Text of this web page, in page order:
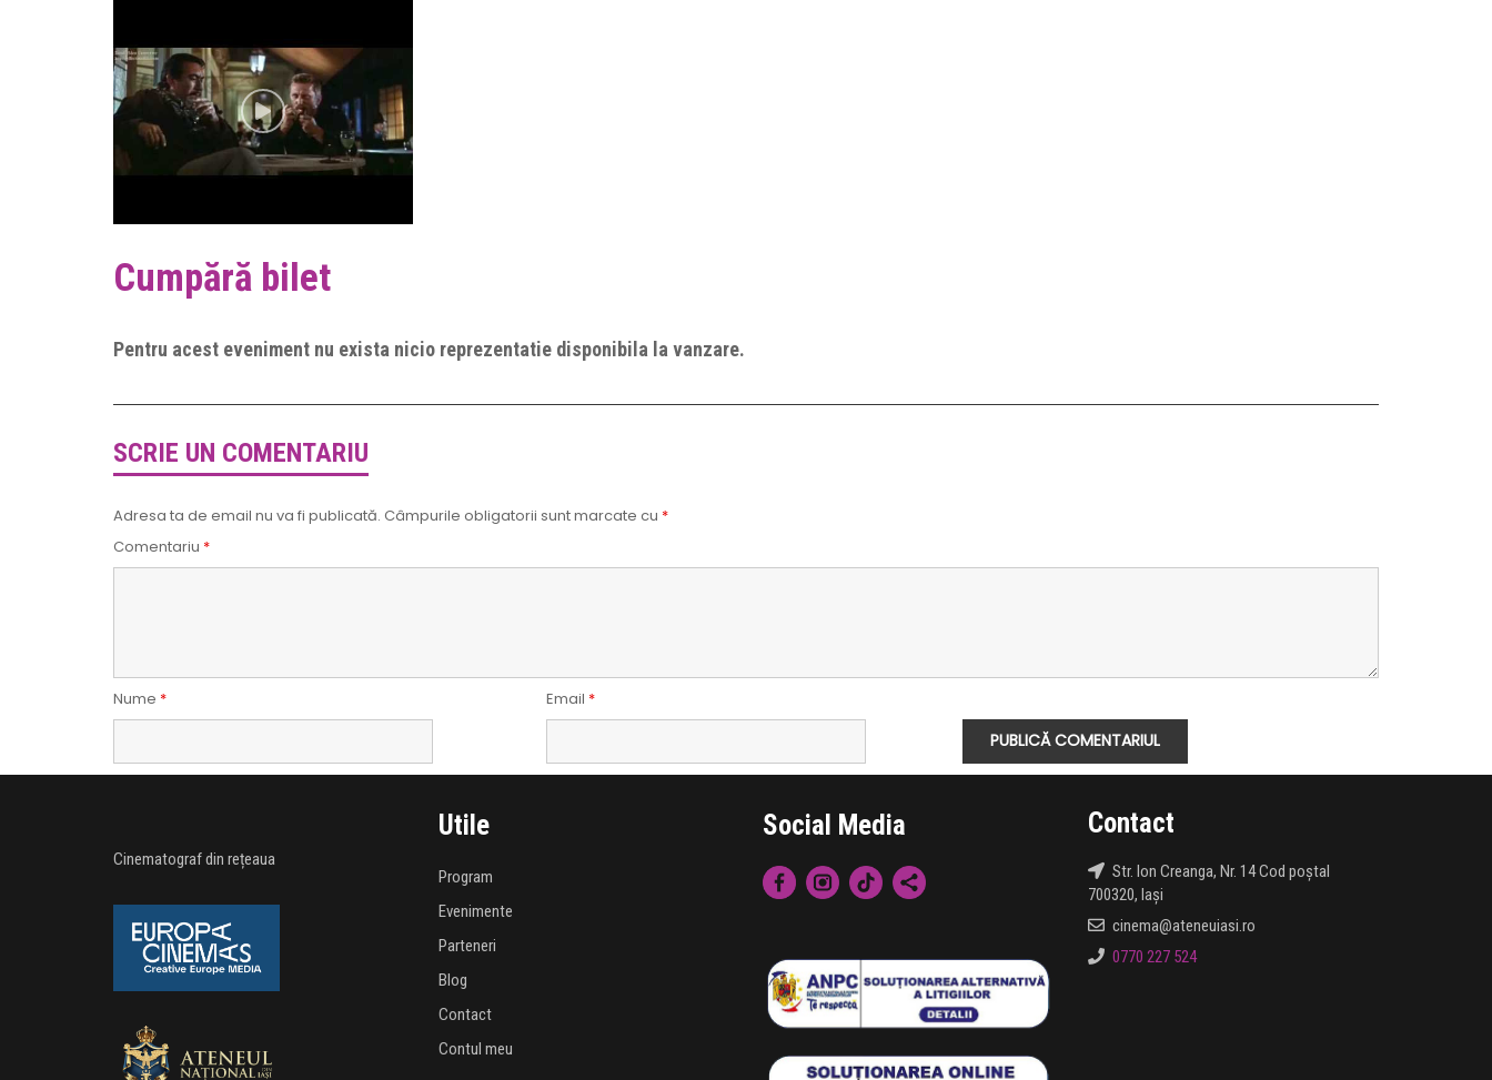
Cumpără bilet
Pentru acest eveniment nu exista nicio reprezentatie disponibila la vanzare.
SCRIE UN COMENTARIU
Adresa ta de email nu va fi publicată. Câmpurile obligatorii sunt marcate cu *
Comentariu *
Nume * Email *
Cinematograf din rețeaua
Utile
Program
Evenimente
Parteneri
Blog
Contact
Contul meu
Social Media Contact
Str. Ion Creanga, Nr. 14 Cod poștal
700320, Iași
cinema@ateneuiasi.ro
0770 227 524